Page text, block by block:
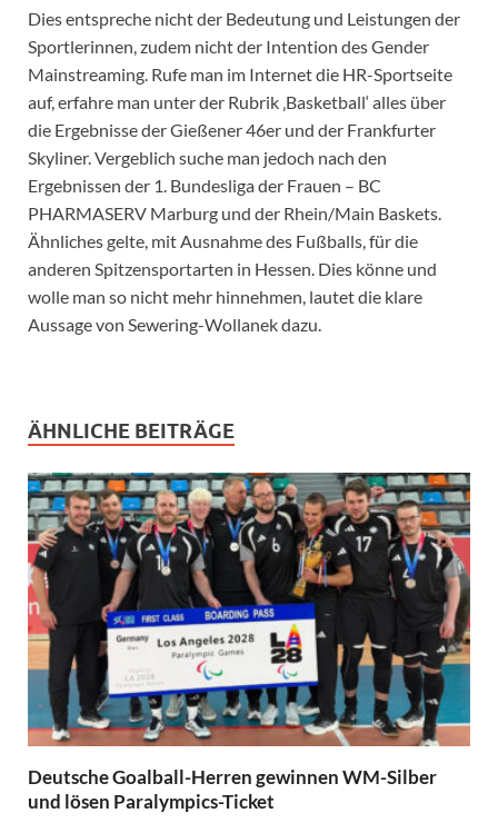
Dies entspreche nicht der Bedeutung und Leistungen der
Sportlerinnen, zudem nicht der Intention des Gender
Mainstreaming. Rufe man im Internet die HR-Sportseite
auf, erfahre man unter der Rubrik ‚Basketball‘ alles über
die Ergebnisse der Gießener 46er und der Frankfurter
Skyliner. Vergeblich suche man jedoch nach den
Ergebnissen der 1. Bundesliga der Frauen – BC
PHARMASERV Marburg und der Rhein/Main Baskets.
Ähnliches gelte, mit Ausnahme des Fußballs, für die
anderen Spitzensportarten in Hessen. Dies könne und
wolle man so nicht mehr hinnehmen, lautet die klare
Aussage von Sewering-Wollanek dazu.
ÄHNLICHE BEITRÄGE
Deutsche Goalball-Herren gewinnen WM-Silber
und lösen Paralympics-Ticket